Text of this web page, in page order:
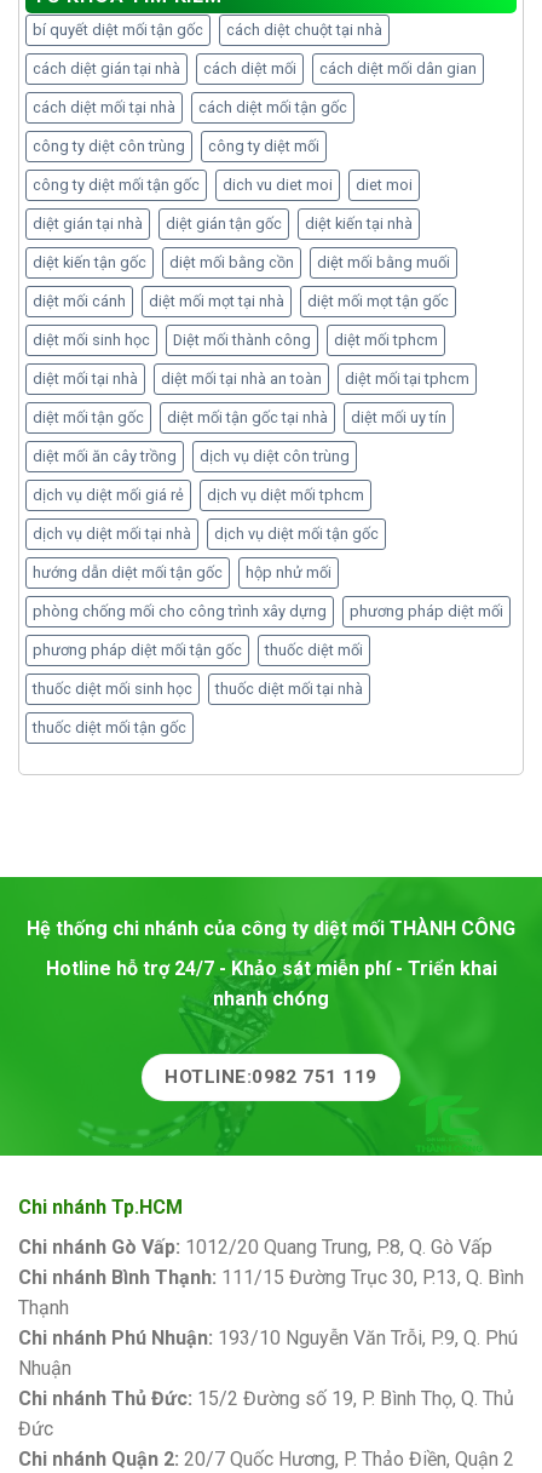
bí quyết diệt mối tận gốc cách diệt chuột tại nhà
cách diệt gián tại nhà cách diệt mối cách diệt mối dân gian
cách diệt mối tại nhà cách diệt mối tận gốc
công ty diệt côn trùng công ty diệt mối
công ty diệt mối tận gốc dich vu diet moi diet moi
diệt gián tại nhà diệt gián tận gốc diệt kiến tại nhà
diệt kiến tận gốc diệt mối bằng cồn diệt mối bằng muối
diệt mối cánh diệt mối mọt tại nhà diệt mối mọt tận gốc
diệt mối sinh học Diệt mối thành công diệt mối tphcm
diệt mối tại nhà diệt mối tại nhà an toàn diệt mối tại tphcm
diệt mối tận gốc diệt mối tận gốc tại nhà diệt mối uy tín
diệt mối ăn cây trồng dịch vụ diệt côn trùng
dịch vụ diệt mối giá rẻ dịch vụ diệt mối tphcm
dịch vụ diệt mối tại nhà dịch vụ diệt mối tận gốc
hướng dẫn diệt mối tận gốc hộp nhử mối
phòng chống mối cho công trình xây dựng phương pháp diệt mối
phương pháp diệt mối tận gốc thuốc diệt mối
thuốc diệt mối sinh học thuốc diệt mối tại nhà
thuốc diệt mối tận gốc
Hệ thống chi nhánh của công ty diệt mối THÀNH CÔNG
Hotline hỗ trợ 24/7 - Khảo sát miễn phí - Triển khai
nhanh chóng
HOTLINE:0982 751 119
Chi nhánh Tp.HCM
Chi nhánh Gò Vấp: 1012/20 Quang Trung, P.8, Q. Gò Vấp
Chi nhánh Bình Thạnh: 111/15 Đường Trục 30, P.13, Q. Bình
Thạnh
Chi nhánh Phú Nhuận: 193/10 Nguyễn Văn Trỗi, P.9, Q. Phú
Nhuận
Chi nhánh Thủ Đức: 15/2 Đường số 19, P. Bình Thọ, Q. Thủ
Đức
Chi nhánh Quận 2: 20/7 Quốc Hương, P. Thảo Điền, Quận 2